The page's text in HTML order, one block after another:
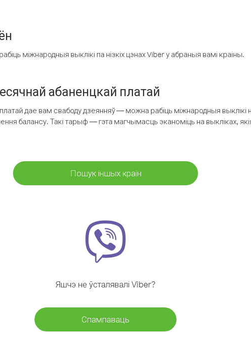
міжнародныя выклікі па нізкіх цэнах Viber у абраныя вамі краіны.
абаненцкай платай
дае вам свабоду дзеянняў — можна рабіць міжнародныя выклікі
балансу. Такі тарыф — гэта магчымасць эканоміць на выкліках,
Пошук іншых краін
Яшчэ не ўсталявалі Viber?
Спампаваць